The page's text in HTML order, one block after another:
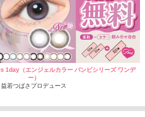
（エンジェルカラー バンビシリーズ ワンデ
ー）
益若つばさプロデュース